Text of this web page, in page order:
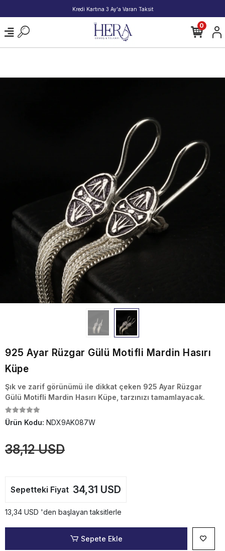
2000 TL ve Üzeri Alışverişlerde Kargo Bedava!
0
925 Ayar Rüzgar Gülü Motifli Mardin Hasırı
Küpe
Şık ve zarif görünümü ile dikkat çeken 925 Ayar Rüzgar
Gülü Motifli Mardin Hasırı Küpe, tarzınızı tamamlayacak.
Ürün Kodu: NDX9AK087W
38,12 USD
Sepetteki Fiyat 34,31 USD
13,34 USD 'den başlayan taksitlerle
Sepete Ekle